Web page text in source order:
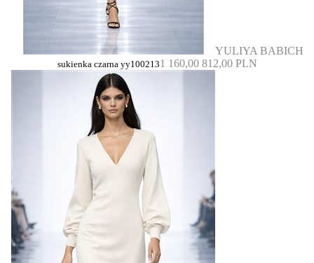
YULIYA BABICH
sukienka czarna yy1002131 160,00 812,00 PLN